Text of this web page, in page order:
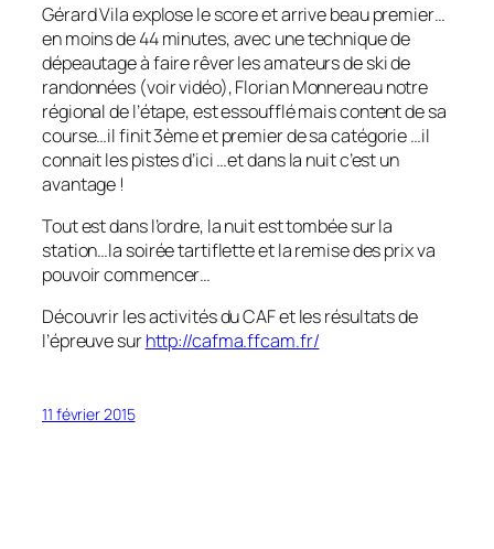
Gérard Vila explose le score et arrive beau premier…
en moins de 44 minutes, avec une technique de
dépeautage à faire rêver les amateurs de ski de
randonnées (voir vidéo), Florian Monnereau notre
régional de l’étape, est essoufflé mais content de sa
course…il finit 3ème et premier de sa catégorie …il
connait les pistes d’ici …et dans la nuit c’est un
avantage !
Tout est dans l’ordre, la nuit est tombée sur la
station…la soirée tartiflette et la remise des prix va
pouvoir commencer…
Découvrir les activités du CAF et les résultats de
l’épreuve surhttp://cafma.ffcam.fr/
11 février 2015